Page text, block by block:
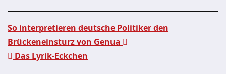
Beitragsnavigation
So interpretieren deutsche Politiker den
Brückeneinsturz von Genua
Das Lyrik-Eckchen